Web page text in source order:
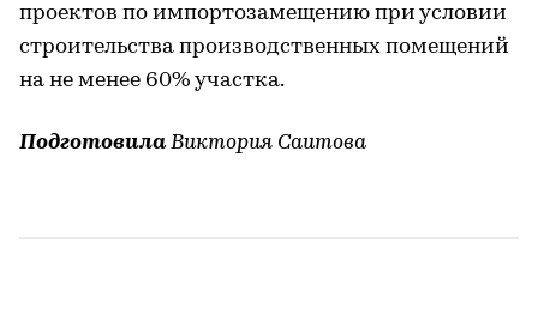
проектов по импортозамещению при условии
строительства производственных помещений
на не менее 60% участка.
Подготовила Виктория Саитова